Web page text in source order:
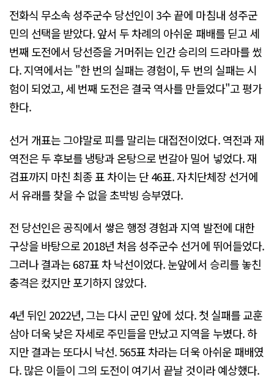
전화식 무소속 성주군수 당선인이 3수 끝에 마침내 성주군
민의 선택을 받았다. 앞서 두 차례의 아쉬운 패배를 딛고 세
번째 도전에서 당선증을 거머쥐는 인간 승리의 드라마를 썼
다. 지역에서는 "한 번의 실패는 경험이, 두 번의 실패는 시
험이 되었고, 세 번째 도전은 결국 역사를 만들었다"고 평가
한다.
선거 개표는 그야말로 피를 말리는 대접전이었다. 역전과 재
역전은 두 후보를 냉탕과 온탕으로 번갈아 밀어 넣었다. 재
검표까지 마친 최종 표 차이는 단 46표. 자치단체장 선거에
서 유래를 찾을 수 없을 초박빙 승부였다.
전 당선인은 공직에서 쌓은 행정 경험과 지역 발전에 대한
구상을 바탕으로 2018년 처음 성주군수 선거에 뛰어들었다.
그러나 결과는 687표 차 낙선이었다. 눈앞에서 승리를 놓친
충격은 컸지만 포기하지 않았다.
4년 뒤인 2022년, 그는 다시 군민 앞에 섰다. 첫 실패를 교훈
삼아 더욱 낮은 자세로 주민들을 만났고 지역을 누볐다. 하
지만 결과는 또다시 낙선. 565표 차라는 더욱 아쉬운 패배였
다. 많은 이들이 그의 도전이 여기서 끝날 것이라 예상했다.